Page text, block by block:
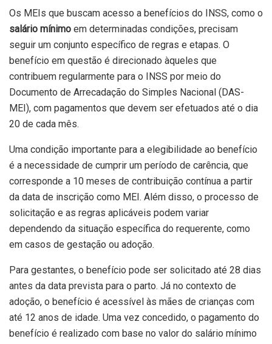
Os MEIs que buscam acesso a benefícios do INSS, como o
salário mínimo em determinadas condições, precisam
seguir um conjunto específico de regras e etapas. O
benefício em questão é direcionado àqueles que
contribuem regularmente para o INSS por meio do
Documento de Arrecadação do Simples Nacional (DAS-
MEI), com pagamentos que devem ser efetuados até o dia
20 de cada mês.
Uma condição importante para a elegibilidade ao benefício
é a necessidade de cumprir um período de carência, que
corresponde a 10 meses de contribuição contínua a partir
da data de inscrição como MEI. Além disso, o processo de
solicitação e as regras aplicáveis podem variar
dependendo da situação específica do requerente, como
em casos de gestação ou adoção.
Para gestantes, o benefício pode ser solicitado até 28 dias
antes da data prevista para o parto. Já no contexto de
adoção, o benefício é acessível às mães de crianças com
até 12 anos de idade. Uma vez concedido, o pagamento do
benefício é realizado com base no valor do salário mínimo